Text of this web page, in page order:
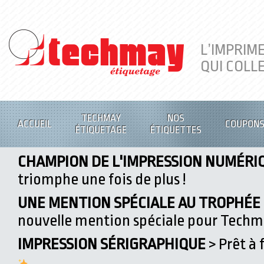
QUI
ACCUEIL
TECHMAY
ÉTIQUETAGE
NOS
ÉTIQUETTES
COUPONS
CHAMPION DE L'IMPRESSION
triomphe une fois de plus !
UNE MENTION SPÉCIALE AU
nouvelle mention spéciale pour
IMPRESSION SÉRIGRAPHIQUE> Prêt à